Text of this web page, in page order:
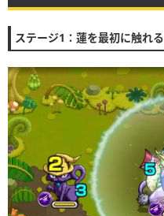
ステージ1：蓮を最初に触れる